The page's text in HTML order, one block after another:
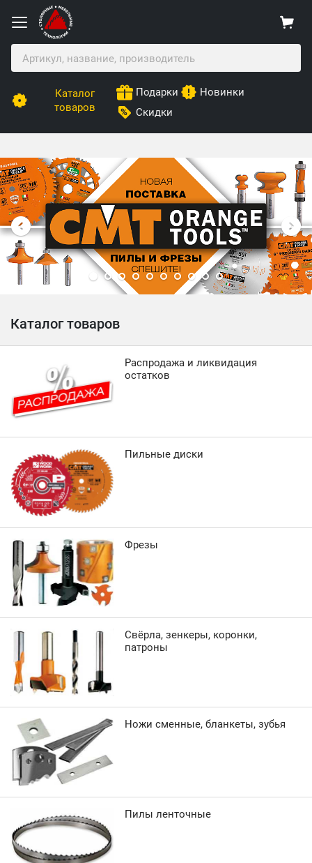
Каталог
товаров
Подарки
Новинки
Скидки
Столярные Мебельные Технологии
Каталог товаров
Распродажа и ликвидация
остатков
Пильные диски
Фрезы
Свёрла, зенкеры, коронки,
патроны
Ножи сменные, бланкеты, зубья
Пилы ленточные